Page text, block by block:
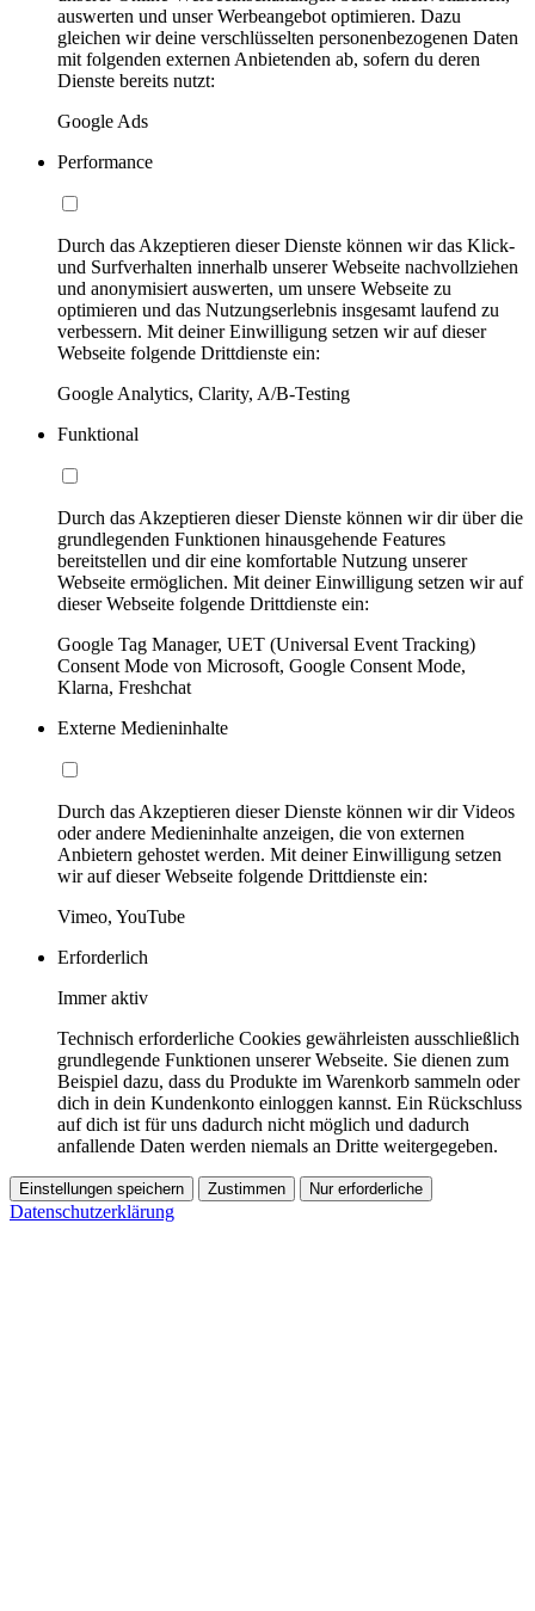
auswerten und unser Werbeangebot optimieren. Dazu
gleichen wir deine verschlüsselten personenbezogenen Daten
mit folgenden externen Anbietenden ab, sofern du deren
Dienste bereits nutzt:
Google Ads
Performance
Durch das Akzeptieren dieser Dienste können wir das Klick-
und Surfverhalten innerhalb unserer Webseite nachvollziehen
und anonymisiert auswerten, um unsere Webseite zu
optimieren und das Nutzungserlebnis insgesamt laufend zu
verbessern. Mit deiner Einwilligung setzen wir auf dieser
Webseite folgende Drittdienste ein:
Google Analytics, Clarity, A/B-Testing
Funktional
Durch das Akzeptieren dieser Dienste können wir dir über die
grundlegenden Funktionen hinausgehende Features
bereitstellen und dir eine komfortable Nutzung unserer
Webseite ermöglichen. Mit deiner Einwilligung setzen wir auf
dieser Webseite folgende Drittdienste ein:
Google Tag Manager, UET (Universal Event Tracking)
Consent Mode von Microsoft, Google Consent Mode,
Klarna, Freshchat
Externe Medieninhalte
Durch das Akzeptieren dieser Dienste können wir dir Videos
oder andere Medieninhalte anzeigen, die von externen
Anbietern gehostet werden. Mit deiner Einwilligung setzen
wir auf dieser Webseite folgende Drittdienste ein:
Vimeo, YouTube
Erforderlich
Immer aktiv
Technisch erforderliche Cookies gewährleisten ausschließlich
grundlegende Funktionen unserer Webseite. Sie dienen zum
Beispiel dazu, dass du Produkte im Warenkorb sammeln oder
dich in dein Kundenkonto einloggen kannst. Ein Rückschluss
auf dich ist für uns dadurch nicht möglich und dadurch
anfallende Daten werden niemals an Dritte weitergegeben.
Einstellungen speichern Zustimmen Nur erforderliche
Datenschutzerklärung